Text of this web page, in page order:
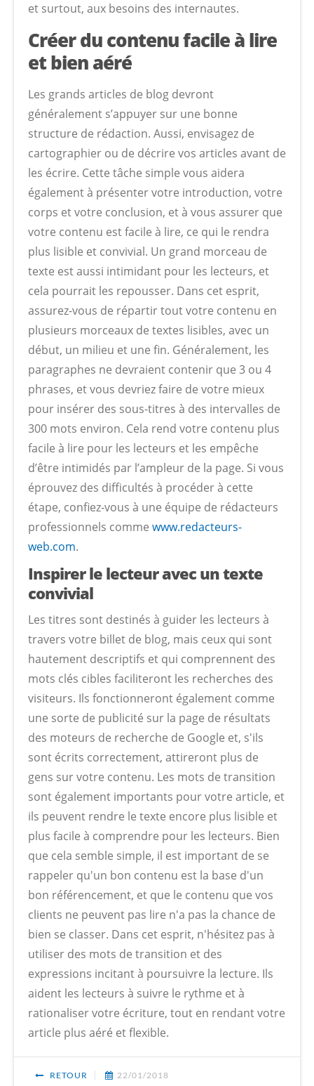
et surtout, aux besoins des internautes.
Créer du contenu facile à lire
et bien aéré
Les grands articles de blog devront
généralement s’appuyer sur une bonne
structure de rédaction. Aussi, envisagez de
cartographier ou de décrire vos articles avant de
les écrire. Cette tâche simple vous aidera
également à présenter votre introduction, votre
corps et votre conclusion, et à vous assurer que
votre contenu est facile à lire, ce qui le rendra
plus lisible et convivial. Un grand morceau de
texte est aussi intimidant pour les lecteurs, et
cela pourrait les repousser. Dans cet esprit,
assurez-vous de répartir tout votre contenu en
plusieurs morceaux de textes lisibles, avec un
début, un milieu et une fin. Généralement, les
paragraphes ne devraient contenir que 3 ou 4
phrases, et vous devriez faire de votre mieux
pour insérer des sous-titres à des intervalles de
300 mots environ. Cela rend votre contenu plus
facile à lire pour les lecteurs et les empêche
d’être intimidés par l’ampleur de la page. Si vous
éprouvez des difficultés à procéder à cette
étape, confiez-vous à une équipe de rédacteurs
professionnels comme www.redacteurs-
web.com.
Inspirer le lecteur avec un texte
convivial
Les titres sont destinés à guider les lecteurs à
travers votre billet de blog, mais ceux qui sont
hautement descriptifs et qui comprennent des
mots clés cibles faciliteront les recherches des
visiteurs. Ils fonctionneront également comme
une sorte de publicité sur la page de résultats
des moteurs de recherche de Google et, s'ils
sont écrits correctement, attireront plus de
gens sur votre contenu. Les mots de transition
sont également importants pour votre article, et
ils peuvent rendre le texte encore plus lisible et
plus facile à comprendre pour les lecteurs. Bien
que cela semble simple, il est important de se
rappeler qu'un bon contenu est la base d'un
bon référencement, et que le contenu que vos
clients ne peuvent pas lire n'a pas la chance de
bien se classer. Dans cet esprit, n'hésitez pas à
utiliser des mots de transition et des
expressions incitant à poursuivre la lecture. Ils
aident les lecteurs à suivre le rythme et à
rationaliser votre écriture, tout en rendant votre
article plus aéré et flexible.
RETOUR 22/01/2018